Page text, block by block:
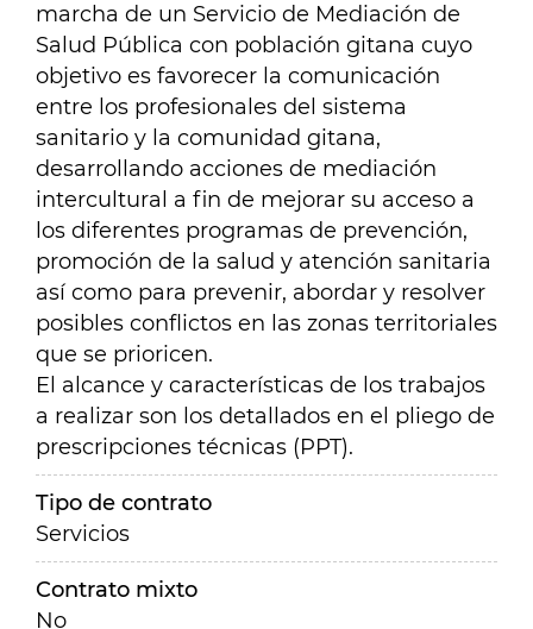
marcha de un Servicio de Mediación de
Salud Pública con población gitana cuyo
objetivo es favorecer la comunicación
entre los profesionales del sistema
sanitario y la comunidad gitana,
desarrollando acciones de mediación
intercultural a fin de mejorar su acceso a
los diferentes programas de prevención,
promoción de la salud y atención sanitaria
así como para prevenir, abordar y resolver
posibles conflictos en las zonas territoriales
que se prioricen.
El alcance y características de los trabajos
a realizar son los detallados en el pliego de
prescripciones técnicas (PPT).
Tipo de contrato
Servicios
Contrato mixto
No